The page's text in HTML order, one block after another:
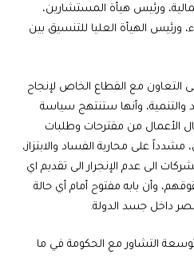
ورئيس هيأة المستشارين،
الهيأة العليا للتنسيق بين
التعاون مع القطاع الخاص لإنجاح
والتنمية، وأنها ستنتهج سياسة
الأعمال من مقترحات وطلبات
على محاربة الفساد والابتزاز،
الى عدم الإنجرار الى تقديم اي
وأن بابه مفتوح أمام أي حالة
داخل جسد الدولة.
التشاور مع الحكومة في ما